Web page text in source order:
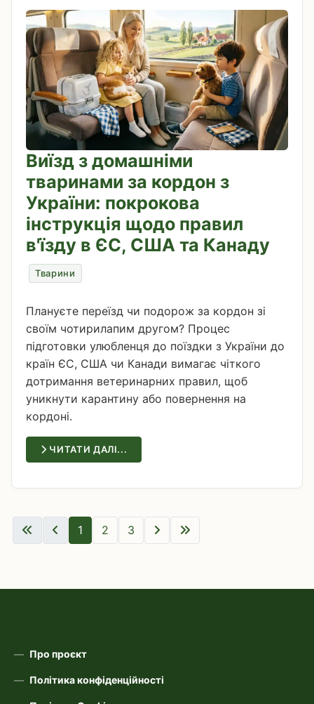
Виїзд з домашніми
тваринами за кордон з
України: покрокова
інструкція щодо правил
в'їзду в ЄС, США та Канаду
Тварини
Плануєте переїзд чи подорож за кордон зі
своїм чотирилапим другом? Процес
підготовки улюбленця до поїздки з України до
країн ЄС, США чи Канади вимагає чіткого
дотримання ветеринарних правил, щоб
уникнути карантину або повернення на
кордоні.
ЧИТАТИ ДАЛІ...
1 2 3
Про проєкт
Політика конфіденційності